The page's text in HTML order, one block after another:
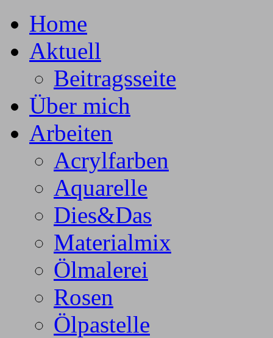
Home
Aktuell
Beitragsseite
Über mich
Arbeiten
Acrylfarben
Aquarelle
Dies&Das
Materialmix
Ölmalerei
Rosen
Ölpastelle